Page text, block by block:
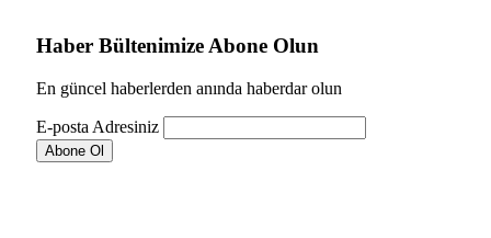
Haber Bültenimize Abone Olun
En güncel haberlerden anında haberdar olun
E-posta Adresiniz